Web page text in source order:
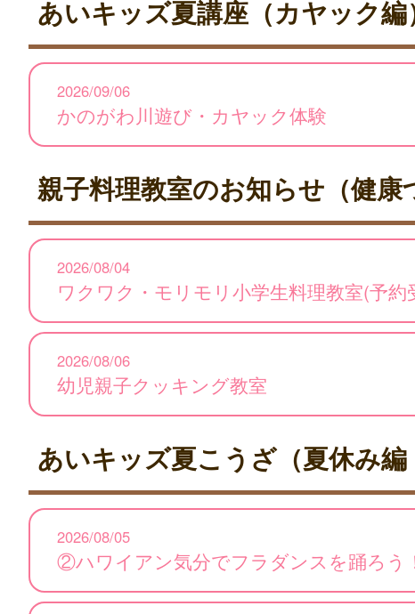
あいキッズ夏講座（カヤック編
2026/09/06
かのがわ川遊び・カヤック体験
親子料理教室のお知らせ（健康
2026/08/04
ワクワク・モリモリ小学生料理教室(予約
2026/08/06
幼児親子クッキング教室
あいキッズ夏こうざ（夏休み
2026/08/05
②ハワイアン気分でフラダンスを踊ろう